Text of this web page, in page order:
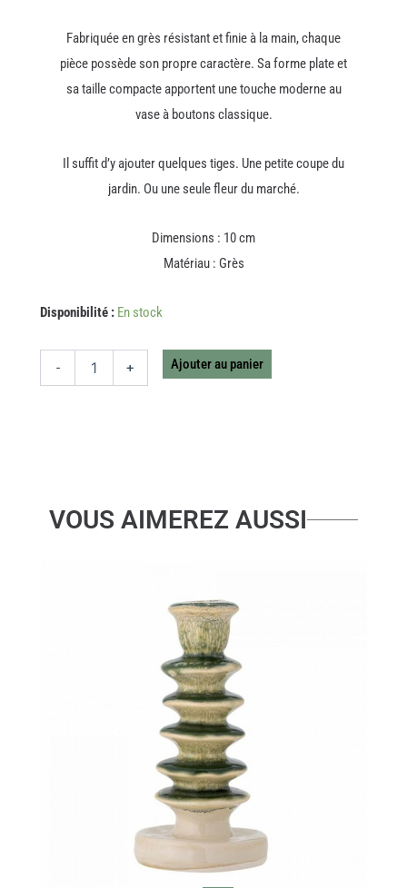
Fabriquée en grès résistant et finie à la main, chaque
pièce possède son propre caractère. Sa forme plate et
sa taille compacte apportent une touche moderne au
vase à boutons classique.
Il suffit d’y ajouter quelques tiges. Une petite coupe du
jardin. Ou une seule fleur du marché.
Dimensions : 10 cm
Matériau : Grès
Disponibilité : En stock
-
quantité
BLOOMING
+ Ajouter au panier
VOUS AIMEREZ AUSSI